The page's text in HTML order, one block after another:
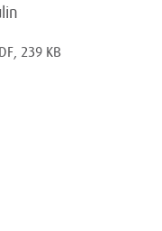
239 KB